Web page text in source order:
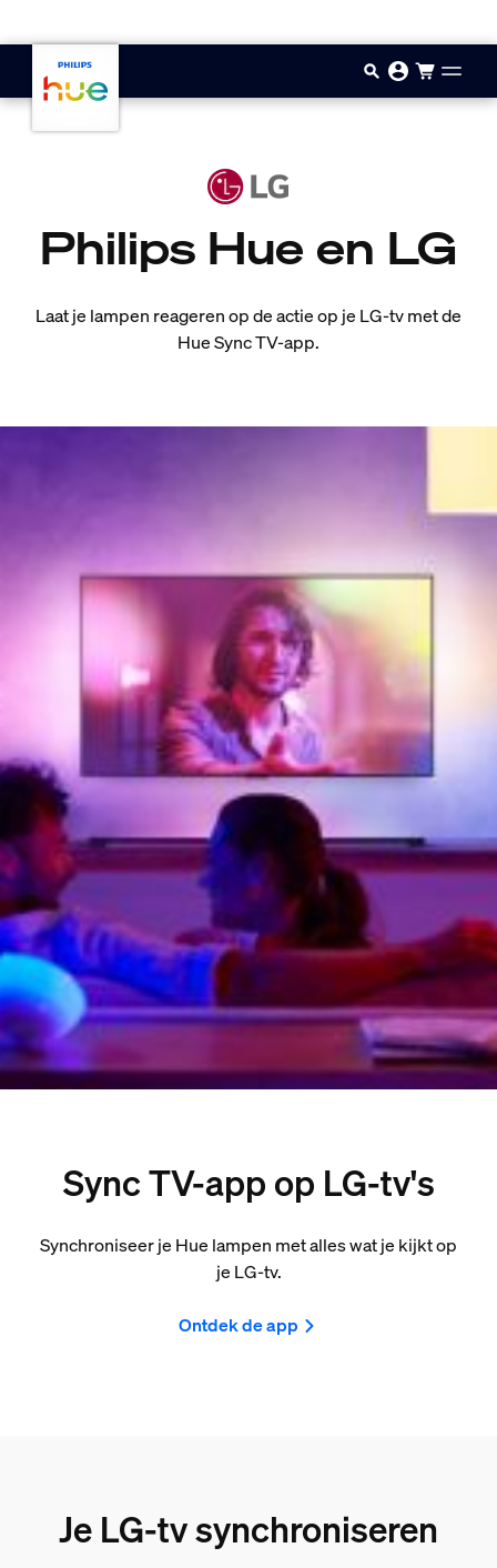
Philips Hue en LG
Laat je lampen reageren op de actie op je LG-tv met de
Hue Sync TV-app.
Sync TV-app op LG-tv's
Synchroniseer je Hue lampen met alles wat je kijkt op
je LG-tv.
Ontdek de app
Je LG-tv synchroniseren